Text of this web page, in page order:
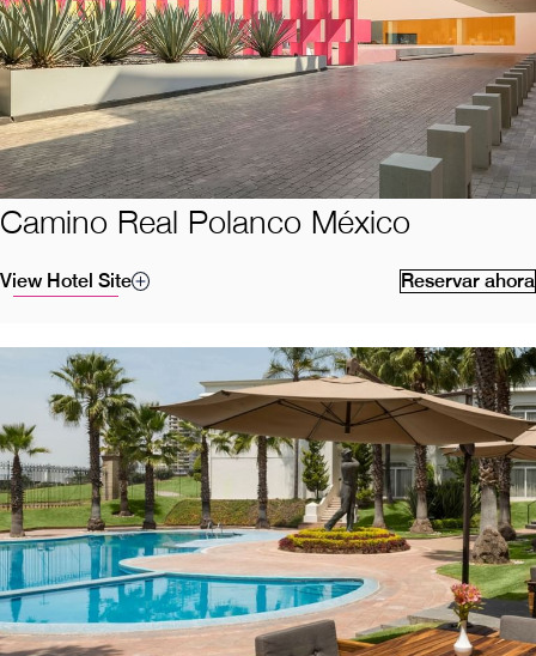
Camino Real Polanco México
Reservar ahora
View Hotel Site